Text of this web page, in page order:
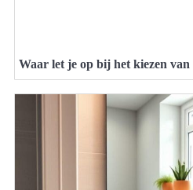
Waar let je op bij het kiezen